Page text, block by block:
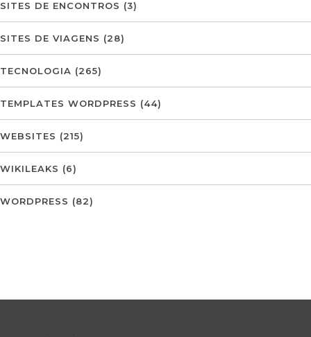
SITES DE ENCONTROS (3)
SITES DE VIAGENS (28)
TECNOLOGIA (265)
TEMPLATES WORDPRESS (44)
WEBSITES (215)
WIKILEAKS (6)
WORDPRESS (82)